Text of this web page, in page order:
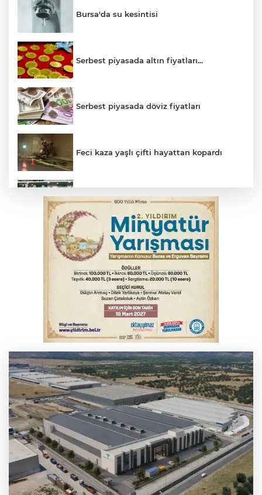
Bursa'da su kesintisi
Serbest piyasada altın fiyatları...
Serbest piyasada döviz fiyatları
Feci kaza yaşlı çifti hayattan kopardı
Bursaspor 1. Lig'e fırtına gibi döndü
Gençlerbirliği, Fenerbahçe maçı
hazırlıklarına başladı
Salih Bademci ‘Sesler’le Bursa’da
Körfezin iki yakası kulaçlarla birleşti